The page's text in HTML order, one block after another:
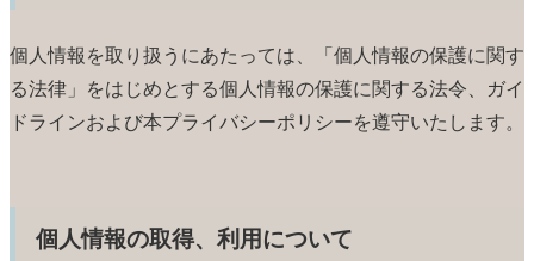
個人情報を取り扱うにあたっては、「個人情報の保護に関す
る法律」をはじめとする個人情報の保護に関する法令、ガイ
ドラインおよび本プライバシーポリシーを遵守いたします。
個人情報の取得、利用について